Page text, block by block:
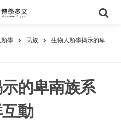
尋
類學 民族 生物人類學揭示的卑
的卑南族系
動